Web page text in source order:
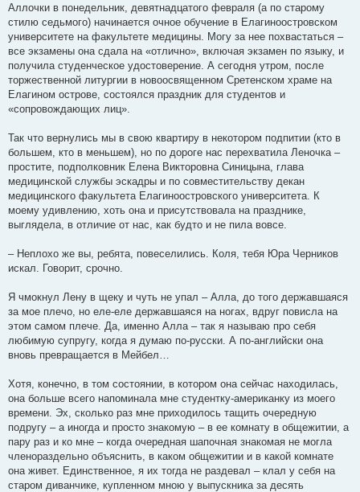
Аллочки в понедельник, девятнадцатого февраля (а по старому
стилю седьмого) начинается очное обучение в Елагиноостровском
университете на факультете медицины. Могу за нее похвастаться –
все экзамены она сдала на «отлично», включая экзамен по языку, и
получила студенческое удостоверение. А сегодня утром, после
торжественной литургии в новоосвященном Сретенском храме на
Елагином острове, состоялся праздник для студентов и
«сопровождающих лиц».
Так что вернулись мы в свою квартиру в некотором подпитии (кто в
большем, кто в меньшем), но по дороге нас перехватила Леночка –
простите, подполковник Елена Викторовна Синицына, глава
медицинской службы эскадры и по совместительству декан
медицинского факультета Елагиноостровского университета. К
моему удивлению, хоть она и присутствовала на празднике,
выглядела, в отличие от нас, как будто и не пила вовсе.
– Неплохо же вы, ребята, повеселились. Коля, тебя Юра Черников
искал. Говорит, срочно.
Я чмокнул Лену в щеку и чуть не упал – Алла, до того державшаяся
за мое плечо, но еле-еле державшаяся на ногах, вдруг повисла на
этом самом плече. Да, именно Алла – так я называю про себя
любимую супругу, когда я думаю по-русски. А по-английски она
вновь превращается в Мейбел…
Хотя, конечно, в том состоянии, в котором она сейчас находилась,
она больше всего напоминала мне студентку-американку из моего
времени. Эх, сколько раз мне приходилось тащить очередную
подругу – а иногда и просто знакомую – в ее комнату в общежитии, а
пару раз и ко мне – когда очередная шапочная знакомая не могла
членораздельно объяснить, в каком общежитии и в какой комнате
она живет. Единственное, я их тогда не раздевал – клал у себя на
старом диванчике, купленном мною у выпускника за десять